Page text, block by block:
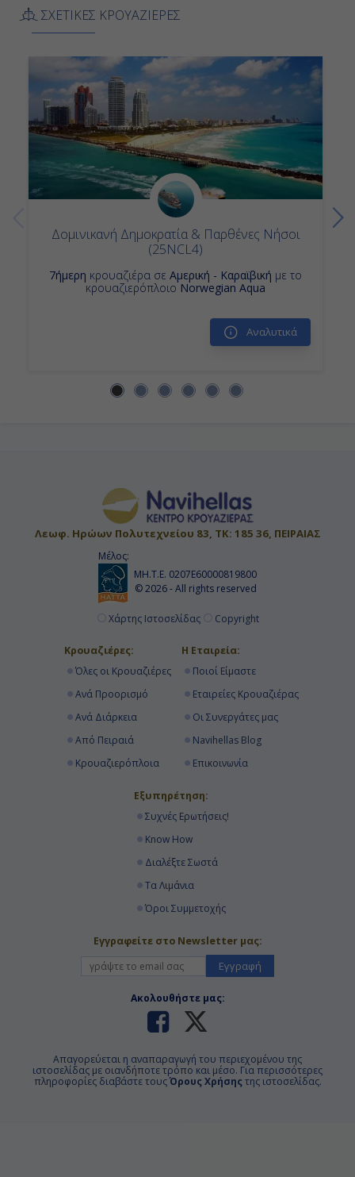
Κρουαζιερα απο Σαουθαμπτον Λονδινο
Κρουαζιερες Οκτωβριος
Κρουαζιερες Βοστωνη
7ημερες Κρουαζιερες
Κρουαζιερες Μαρτιος
Κρουαζιερες Η Π Α
Κρουαζιερα 7 ημερες
Κρουαζιερα Οκτωβριος
Κρουαζιερες Norwegian Aqua
Κρουαζιερα Βοστωνη
ΣΧΕΤΙΚΕΣ ΚΡΟΥΑΖΙΕΡΕΣ
Δομινικανή Δημοκρατία & Παρθένες Νήσοι
(25NCL4)
7ήμερη κρουαζιέρα σε Αμερική - Καραϊβική με το
κρουαζιερόπλοιο Norwegian Aqua
Αναλυτικά
Λεωφ. Ηρώων Πολυτεχνείου 83, ΤΚ: 185 36, ΠΕΙΡΑΙΑΣ
Μέλος:
ΜΗ.Τ.Ε. 0207Ε60000819800
© 2026 - All rights reserved
Χάρτης Ιστοσελίδας Copyright
Κρουαζιέρες:
Όλες οι Κρουαζιέρες
Ανά Προορισμό
Ανά Διάρκεια
Από Πειραιά
Κρουαζιερόπλοια
Η Εταιρεία:
Ποιοί Είμαστε
Εταιρείες Κρουαζιέρας
Οι Συνεργάτες μας
Navihellas Blog
Επικοινωνία
Εξυπηρέτηση:
Συχνές Ερωτήσεις!
Know How
Διαλέξτε Σωστά
Τα Λιμάνια
Όροι Συμμετοχής
Εγγραφείτε στο Newsletter μας:
Εγγραφή
Ακολουθήστε μας:
Απαγορεύεται η αναπαραγωγή του περιεχομένου της
ιστοσελίδας με οιανδήποτε τρόπο και μέσο. Για περισσότερες
πληροφορίες διαβάστε τουςΌρους Χρήσης της ιστοσελίδας.